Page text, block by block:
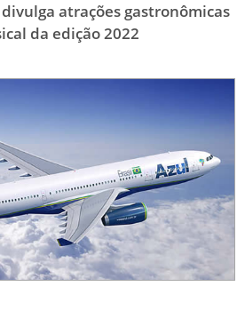
atrações gastronômicas
da edição 2022